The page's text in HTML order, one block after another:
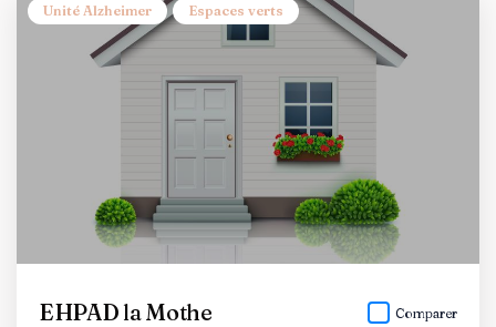
Unité Alzheimer Espaces verts
EHPAD la Mothe Comparer